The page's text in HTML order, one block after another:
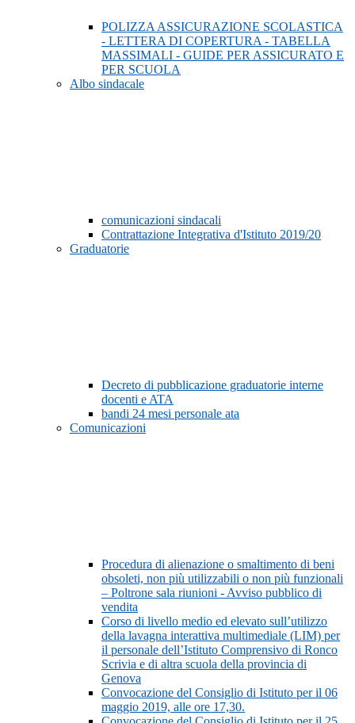
POLIZZA ASSICURAZIONE SCOLASTICA
- LETTERA DI COPERTURA - TABELLA
MASSIMALI - GUIDE PER ASSICURATO E
PER SCUOLA
Albo sindacale
comunicazioni sindacali
Contrattazione Integrativa d'Istituto 2019/20
Graduatorie
Decreto di pubblicazione graduatorie interne
docenti e ATA
bandi 24 mesi personale ata
Comunicazioni
Procedura di alienazione o smaltimento di beni
obsoleti, non più utilizzabili o non più funzionali
– Poltrone sala riunioni - Avviso pubblico di
vendita
Corso di livello medio ed elevato sull’utilizzo
della lavagna interattiva multimediale (LIM) per
il personale dell’Istituto Comprensivo di Ronco
Scrivia e di altra scuola della provincia di
Genova
Convocazione del Consiglio di Istituto per il 06
maggio 2019, alle ore 17,30.